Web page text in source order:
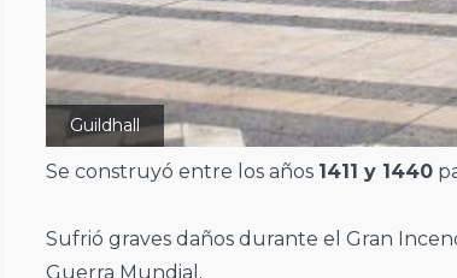
Guildhall
Se construyó entre los años 1411 y 1440
Sufrió graves daños durante el Gran
Guerra Mundial.